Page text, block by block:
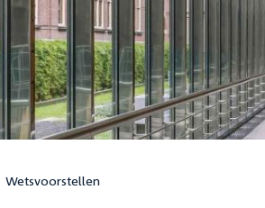
Wetsvoorstellen